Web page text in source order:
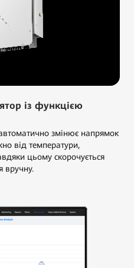
із функцією
змінює напрямок
від температури,
цьому скорочується
вручну.